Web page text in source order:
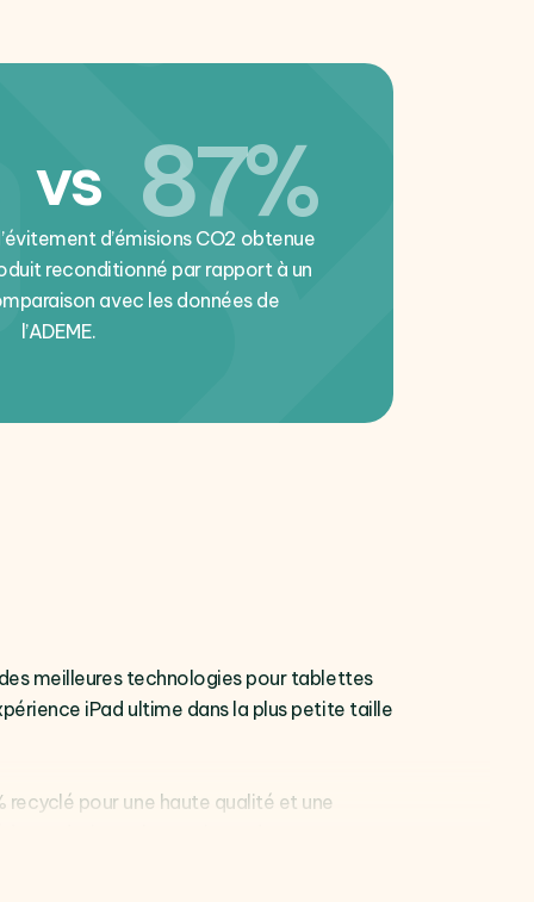
vs 87%
d’émisions CO2 obtenue
reconditionné par rapport à un
avec les données de
l’ADEME.
meilleures technologies pour tablettes
iPad ultime dans la plus petite taille
recyclé pour une haute qualité et une
son design sobre mais moderne.
efficacement à votre usage